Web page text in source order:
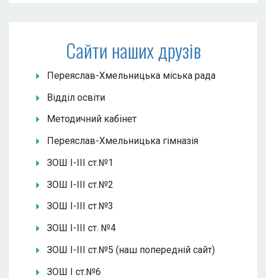
Сайти наших друзів
Переяслав-Хмельницька міська рада
Відділ освіти
Методичний кабінет
Переяслав-Хмельницька гімназія
ЗОШ І-ІІІ ст.№1
ЗОШ І-ІІІ ст.№2
ЗОШ І-ІІІ ст.№3
ЗОШ І-ІІІ ст. №4
ЗОШ І-ІІІ ст.№5 (наш попередній сайт)
ЗОШ І ст.№6